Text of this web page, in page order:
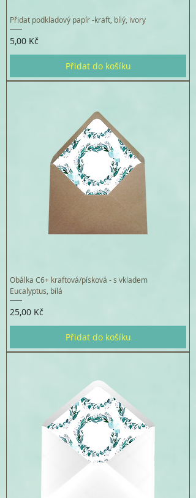
Přidat podkladový papír -kraft, bílý, ivory
Cena
5,00 Kč
Přidat do košíku
Obálka C6+ kraftová/písková - s vkladem
Eucalyptus, bílá
Cena
25,00 Kč
Přidat do košíku